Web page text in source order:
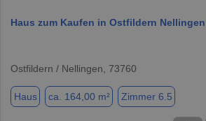
Haus zum Kaufen in Ostfildern Nellingen
Ostfildern / Nellingen, 73760
Haus ca. 164,00 m² Zimmer 6.5